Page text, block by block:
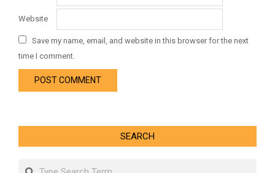
Website
Save my name, email, and website in this browser for the next
time I comment.
SEARCH
Search